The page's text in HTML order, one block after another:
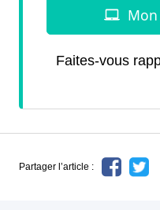
Faites-vous
Partager l’article :